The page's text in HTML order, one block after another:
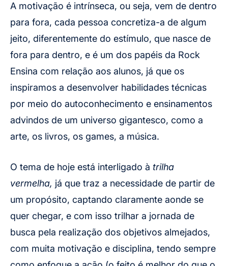
A motivação é intrínseca, ou seja, vem de dentro
para fora, cada pessoa concretiza-a de algum
jeito, diferentemente do estímulo, que nasce de
fora para dentro, e é um dos papéis da Rock
Ensina com relação aos alunos, já que os
inspiramos a desenvolver habilidades técnicas
por meio do autoconhecimento e ensinamentos
advindos de um universo gigantesco, como a
arte, os livros, os games, a música.
O tema de hoje está interligado à trilha
vermelha, já que traz a necessidade de partir de
um propósito, captando claramente aonde se
quer chegar, e com isso trilhar a jornada de
busca pela realização dos objetivos almejados,
com muita motivação e disciplina, tendo sempre